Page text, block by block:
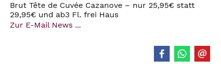
Brut Tête de Cuvée Cazanove – nur 25,95€ statt
29,95€ und ab3 Fl. frei Haus
Zur E-Mail News ...